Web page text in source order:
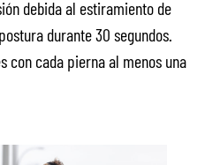
debida al estiramiento de
durante 30 segundos.
con cada pierna al menos una